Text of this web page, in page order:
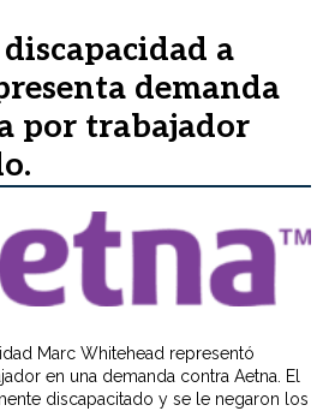
a
demanda
por trabajador
Marc Whitehead representó
en una demanda contra Aetna. El
discapacitado y se le negaron los